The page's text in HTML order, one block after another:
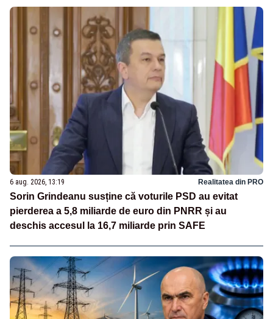
6 aug. 2026, 13:19 Realitatea din PRO
Sorin Grindeanu susține că voturile PSD au evitat
pierderea a 5,8 miliarde de euro din PNRR și au
deschis accesul la 16,7 miliarde prin SAFE